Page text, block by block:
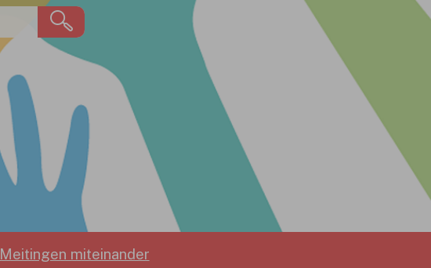
Meitingen miteinander